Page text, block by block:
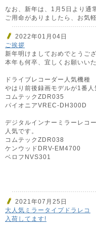
なお、新年は、1月5日より通
ご用命がありましたら、お気
2022年01月04日
ご挨拶
新年明けましておめでとうご
本年も何卒、宜しくお願いいた
ドライブレコーダー人気機種
やはり前後録画モデルが1番人
コムテックZDR035
パイオニアVREC-DH300D
デジタルインナーミラーレコ
人気です。
コムテックZDR038
ケンウッドDRV-EM4700
ベロフNVS301
2021年07月25日
大人気ミラータイプドラレコ
入荷してます!